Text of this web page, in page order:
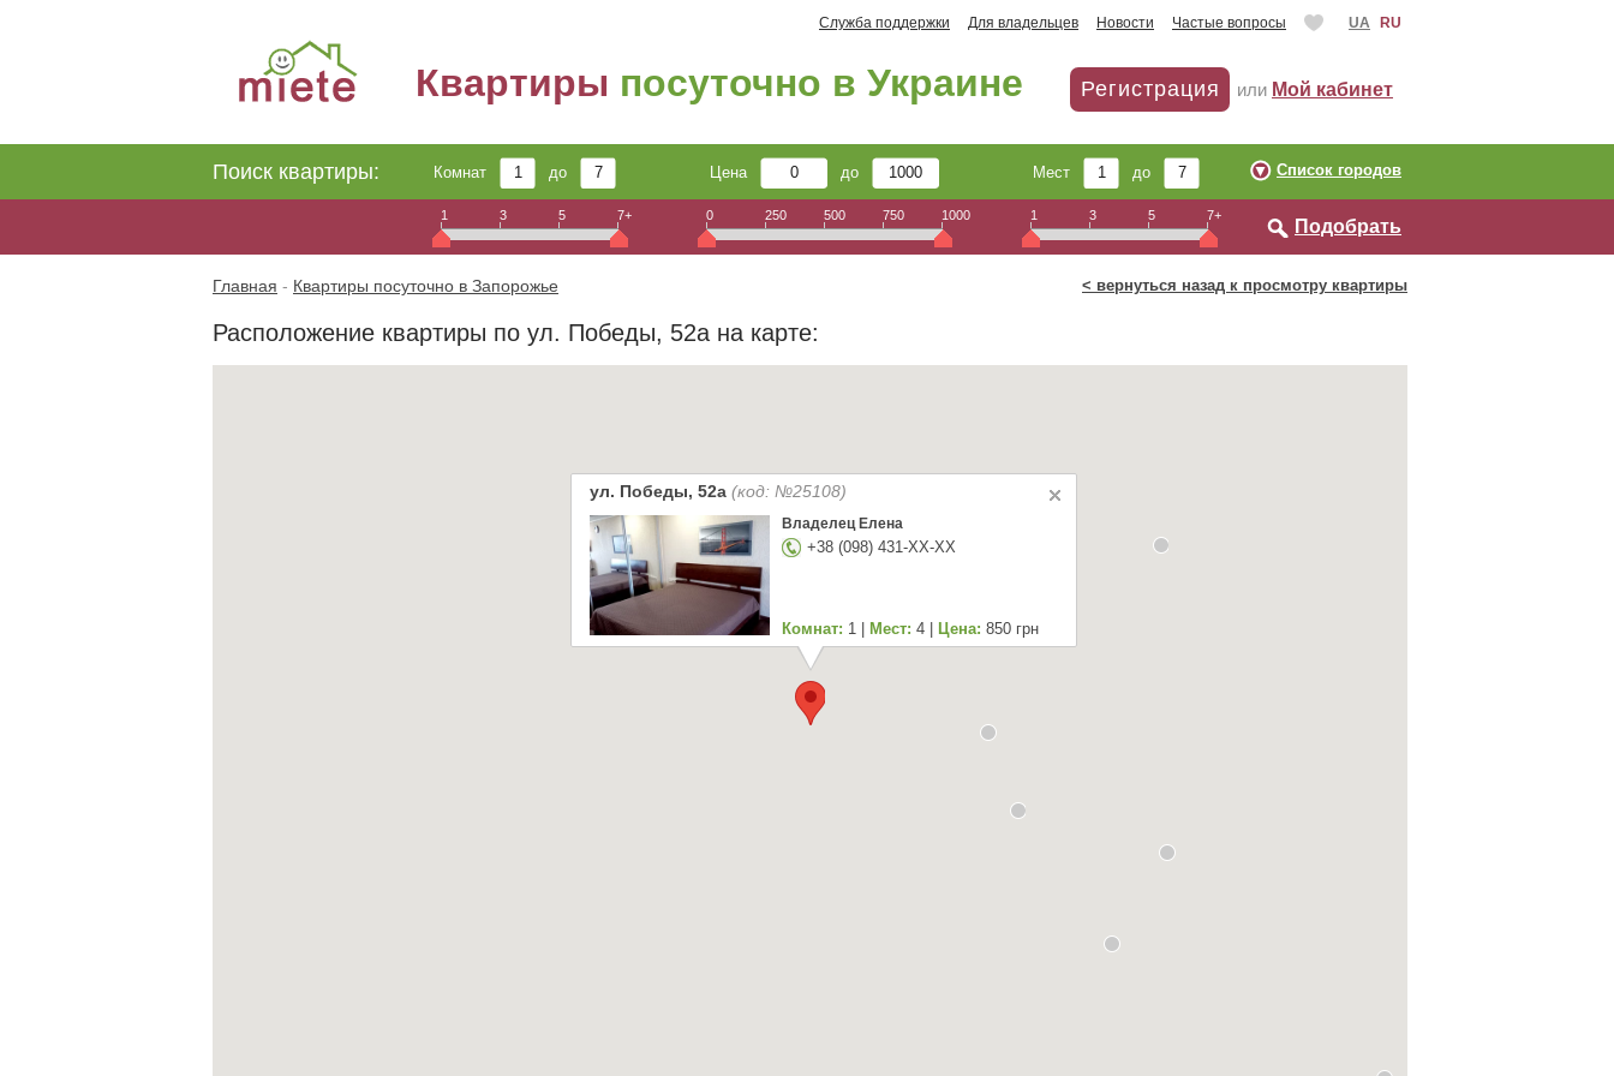
Служба поддержки Для владельцев Новости Частые вопросы UA RU
Квартиры посуточно в Украине Регистрация или Мой кабинет
Поиск квартиры: Комнат до Цена до Мест до Список городов
1 3 5 7+ 0 250 500 750 1000 1 3 5 7+
Подобрать
< вернуться назад к просмотру квартиры
Главная - Квартиры посуточно в Запорожье
Расположение квартиры по ул. Победы, 52а на карте:
ул. Победы, 52а (код: №25108)
Владелец Елена
+38 (098) 431-XX-XX
Комнат: 1 | Мест: 4 | Цена: 850 грн